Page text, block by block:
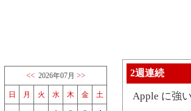
<< 2026年07月 >>
日 月 火 水 木 金 土
2週連続
Apple に強